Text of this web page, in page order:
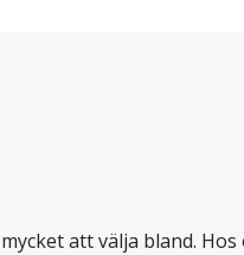
att välja bland.